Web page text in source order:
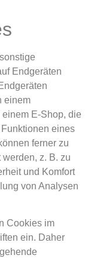
Endgeräten
einem
E-Shop, die
eines
ferner zu
z. B. zu
und Komfort
von Analysen
Cookies im
ein. Daher